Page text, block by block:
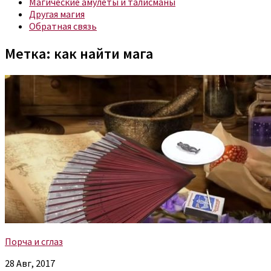
Другая магия
Обратная связь
Метка: как найти мага
Порча и сглаз
28 Авг, 2017